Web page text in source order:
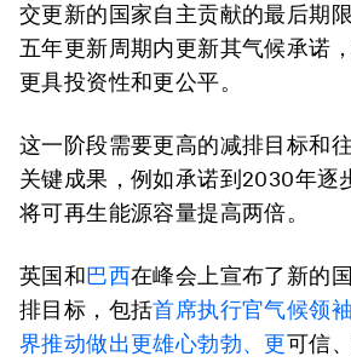
交更新的国家自主贡献的最后期
五年更新周期内更新其气候承诺
更具投资性和更公平。
这一阶段需要更高的减排目标和
关键成果，例如承诺到2030年逐
将可再生能源容量提高两倍。
英国和巴西在峰会上宣布了新的
排目标，包括首席执行官气候领
界推动做出更雄心勃勃、更可信